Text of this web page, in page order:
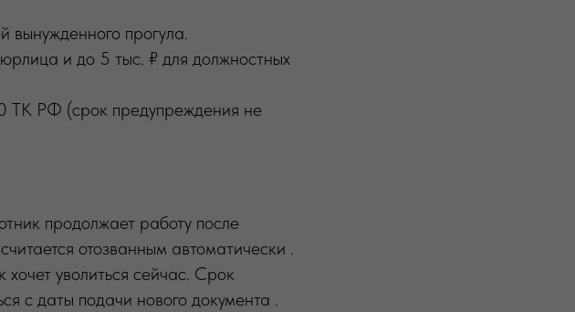
вынужденного прогула.
и до 5 тыс. ₽ для должностных
ТК РФ (срок предупреждения не
продолжает работу после
отозванным автоматически .
хочет уволиться сейчас. Срок
с даты подачи нового документа .